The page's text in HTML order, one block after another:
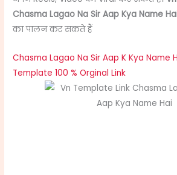
Chasma Lagao Na Sir Aap Kya Name
का पालन कर सकते हैं
Chasma Lagao Na Sir Aap K Kya Name
Template 100 % Orginal Link